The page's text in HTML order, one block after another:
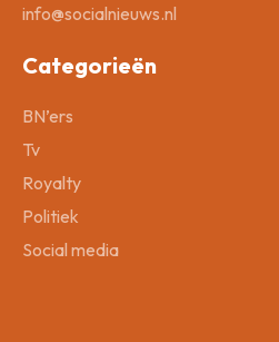
info@socialnieuws.nl
Categorieën
BN’ers
Tv
Royalty
Politiek
Social media